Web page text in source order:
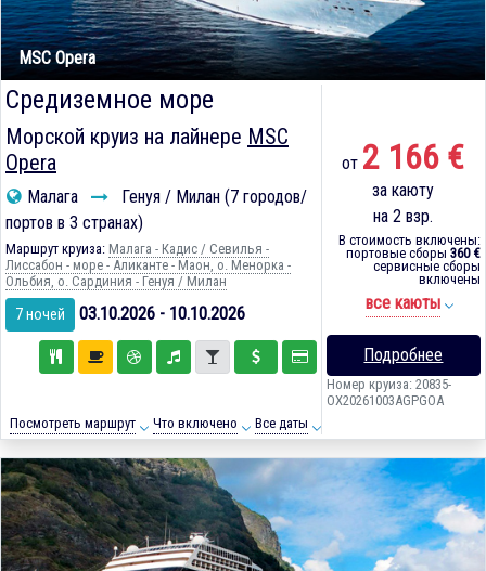
MSC Opera
Средиземное море
Морской круиз на лайнере MSC
Opera
Малага
Генуя / Милан (7 городов/
портов в 3 странах)
Маршрут круиза: Малага - Кадиc / Севилья -
Лиссабон - море - Аликанте - Маон, о. Менорка -
Ольбия, о. Сардиния - Генуя / Милан
7 ночей 03.10.2026 - 10.10.2026
Посмотреть маршрут Что включено Все даты
от 2 166 €
за каюту
на 2 взр.
В стоимость включены:
портовые сборы 360 €
сервисные сборы
включены
все каюты
Подробнее
Номер круиза: 20835-
OX20261003AGPGOA